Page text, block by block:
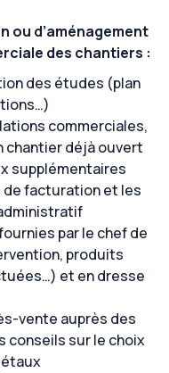
ou d’aménagement
des chantiers :
des études (plan
commerciales,
chantier déjà ouvert
supplémentaires
de facturation et les
par le chef de
produits
et en dresse
vente auprès des
conseils sur le choix